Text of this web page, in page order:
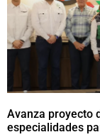
Avanza proyecto
especialidades